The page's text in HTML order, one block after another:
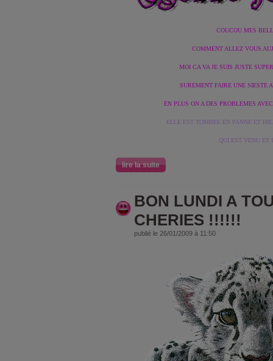
COUCOU MES
COMMENT ALLEZ VOUS
MOI CA VA JE SUIS JUSTE
SUREMENT FAIRE UNE SIESTE
EN PLUS ON A DES PROBLEMES
ELLE EST TOMBEE EN PANNE ET
QUI EST VENU ET
lire la suite
BON LUNDI A
CHERIES !!!!!!
publié le 26/01/2009 à 11:50